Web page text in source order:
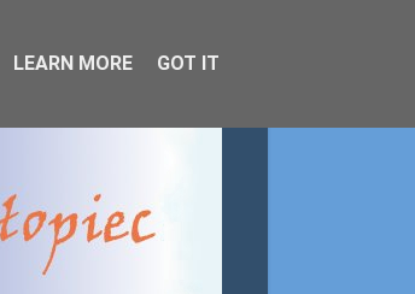
LEARN MORE GOT IT